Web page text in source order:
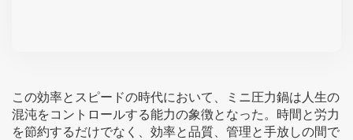
この効率とスピードの時代において、ミニ圧力鍋は人生の
混沌をコントロールする能力の象徴となった。時間と労力
を節約するだけでなく、効率と品質、管理と手放しの間で